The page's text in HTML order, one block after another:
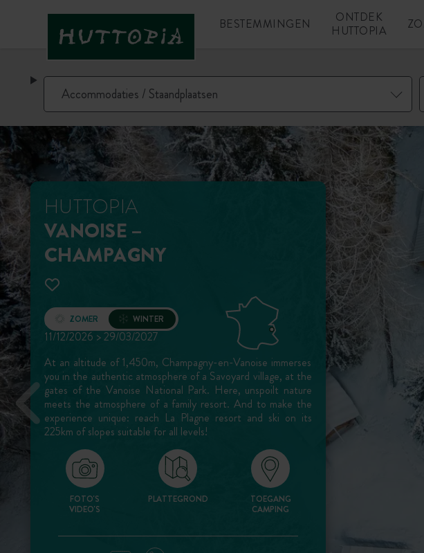
BESTEMMINGEN
ONTDEK
HUTTOPIA
HUTTOPIA
VANOISE –
CHAMPAGNY
Opening
11/12/2026 > 29/03/2027
ZOMER WINTER
At an altitude of 1,450m, Champagny-en-Vanoise immerses
you in the authentic atmosphere of a Savoyard village, at the
gates of the Vanoise National Park. Here, unspoilt nature
meets the atmosphere of a family resort. And to make the
experience unique: reach La Plagne resort and ski on its
225km of slopes suitable for all levels!
FOTO'S
VIDEO'S
PLATTEGROND
TOEGANG
CAMPING